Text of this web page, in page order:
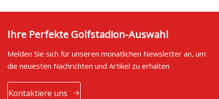
Ihre Perfekte Golfstadion-Auswahl
Melden Sie sich für unseren monatlichen Newsletter an, um
die neuesten Nachrichten und Artikel zu erhalten
Kontaktiere uns